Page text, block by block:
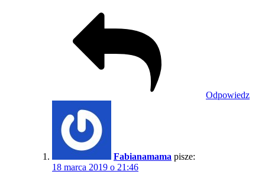
Odpowiedz
Fabianamama pisze:
18 marca 2019 o 21:46